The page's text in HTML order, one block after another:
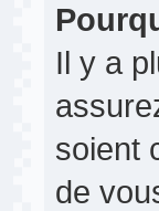
Il y a
soient
de